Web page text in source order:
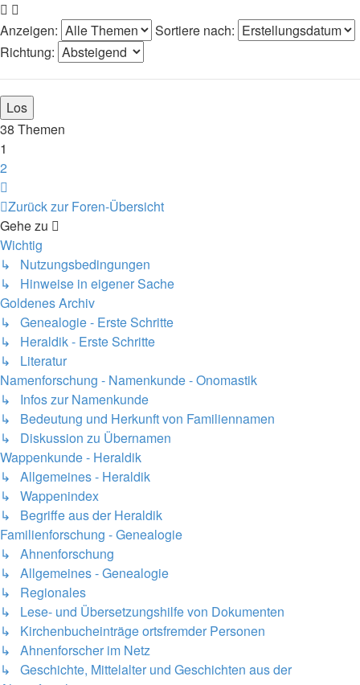
Anzeigen:
Sortiere nach:
Richtung:
38 Themen
1
2
Zurück zur Foren-Übersicht
Gehe zu
Wichtig
↳ Nutzungsbedingungen
↳ Hinweise in eigener Sache
Goldenes Archiv
↳ Genealogie - Erste Schritte
↳ Heraldik - Erste Schritte
↳ Literatur
Namenforschung - Namenkunde - Onomastik
↳ Infos zur Namenkunde
↳ Bedeutung und Herkunft von Familiennamen
↳ Diskussion zu Übernamen
Wappenkunde - Heraldik
↳ Allgemeines - Heraldik
↳ Wappenindex
↳ Begriffe aus der Heraldik
Familienforschung - Genealogie
↳ Ahnenforschung
↳ Allgemeines - Genealogie
↳ Regionales
↳ Lese- und Übersetzungshilfe von Dokumenten
↳ Kirchenbucheinträge ortsfremder Personen
↳ Ahnenforscher im Netz
↳ Geschichte, Mittelalter und Geschichten aus der